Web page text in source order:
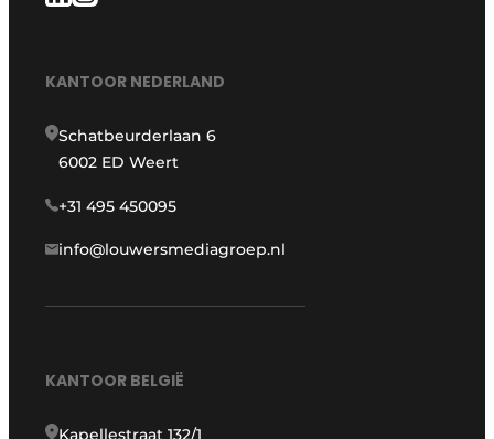
KANTOOR NEDERLAND
Schatbeurderlaan 6
6002 ED Weert
+31 495 450095
info@louwersmediagroep.nl
KANTOOR BELGIË